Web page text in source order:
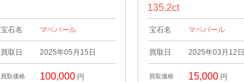
宝石名 マベパール
買取日 2025年05月15日
買取価格 100,000 円
135.2ct
宝石名 マベパール
買取日 2025年03月12日
買取価格 15,000 円